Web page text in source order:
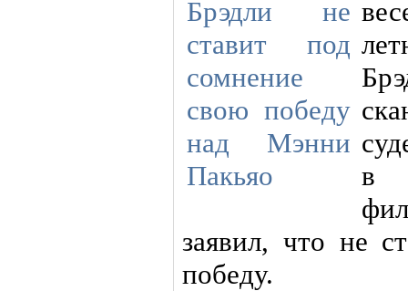
в
заявил, что не
победу.